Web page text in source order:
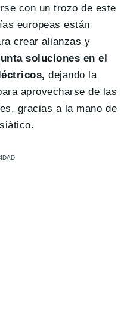
con un trozo de este
europeas están
crear alianzas y
soluciones en el
dejando la
aprovecharse de las
gracias a la mano de